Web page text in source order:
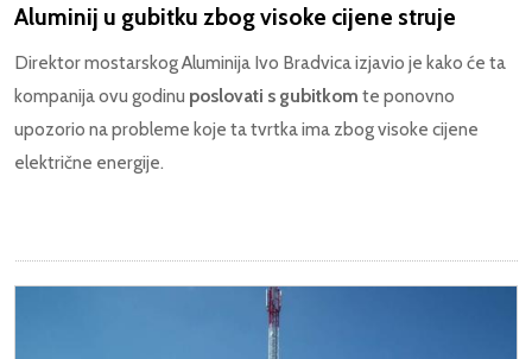
Aluminij u gubitku zbog visoke cijene struje
Direktor mostarskog Aluminija Ivo Bradvica izjavio je kako će ta
kompanija ovu godinu poslovati s gubitkom te ponovno
upozorio na probleme koje ta tvrtka ima zbog visoke cijene
električne energije.